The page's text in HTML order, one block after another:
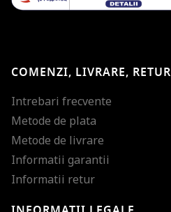
COMENZI, LIVRARE, RETUR
Intrebari frecvente
Metode de plata
Metode de livrare
Informatii garantii
Informatii retur